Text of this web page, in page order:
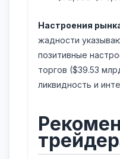
Настроения
жадности
позитивные
торгов ($39.53
ликвидность и